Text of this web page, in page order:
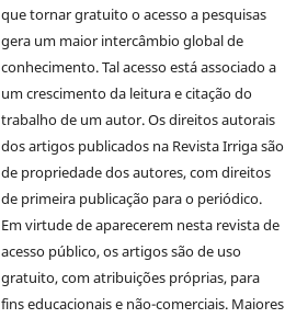
que tornar gratuito o acesso a pesquisas
gera um maior intercâmbio global de
conhecimento. Tal acesso está associado a
um crescimento da leitura e citação do
trabalho de um autor. Os direitos autorais
dos artigos publicados na Revista Irriga são
de propriedade dos autores, com direitos
de primeira publicação para o periódico.
Em virtude de aparecerem nesta revista de
acesso público, os artigos são de uso
gratuito, com atribuições próprias, para
fins educacionais e não-comerciais. Maiores